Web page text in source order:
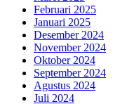
Februari 2025
Januari 2025
Desember 2024
November 2024
Oktober 2024
September 2024
Agustus 2024
Juli 2024